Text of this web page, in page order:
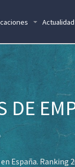
Actualidad
DE
España. Ranking